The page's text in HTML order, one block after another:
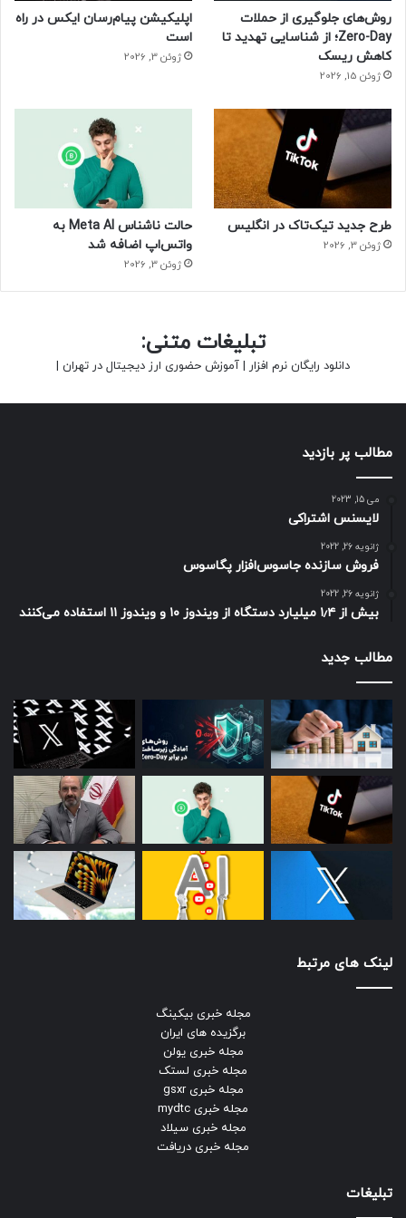
استفاده از این همه حسگر و پایش مداوم بدن می‌تواند شارژدهی
اپل واچ را به‌شدت کاهش دهد. علاوه‌براین، اپل قصد دارد هنگام
تشخیص کاهش اکسیژن خون با اپل واچ، راهنمایی‌های پزشکی را
به کاربران ارائه دهد و این قابلیت را برای دستگاه ایجاد کند تا
روش‌های جلوگیری از حملات
Zero-Day؛ از شناسایی تهدید تا
کاهش ریسک
ژوئن 15, 2026
اپلیکیشن پیام‌رسان ایکس در راه
است
ژوئن 3, 2026
طرح جدید تیک‌تاک در انگلیس
ژوئن 3, 2026
حالت ناشناس Meta AI به
واتس‌اپ اضافه شد
ژوئن 3, 2026
تبلیغات متنی:
دانلود رایگان نرم افزار | آموزش حضوری ارز دیجیتال در تهران |
مطالب پر بازدید
می 15, 2023
لایسنس اشتراکی
ژانویه 26, 2022
فروش سازنده جاسوس‌افزار پگاسوس
ژانویه 26, 2022
بیش از ۱٫۴ میلیارد دستگاه از ویندوز ۱۰ و ویندوز ۱۱ استفاده می‌کنند
مطالب جدید
لینک های مرتبط
مجله خبری بیکینگ
برگزیده های ایران
مجله خبری یولن
مجله خبری لستک
مجله خبری gsxr
مجله خبری mydtc
مجله خبری سیلاد
مجله خبری دریافت
تبلیغات